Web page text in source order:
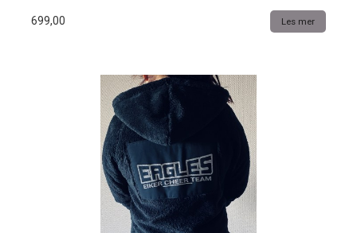
699,00 Les mer